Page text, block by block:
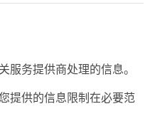
服务提供商处理的信息。
提供的信息限制在必要范